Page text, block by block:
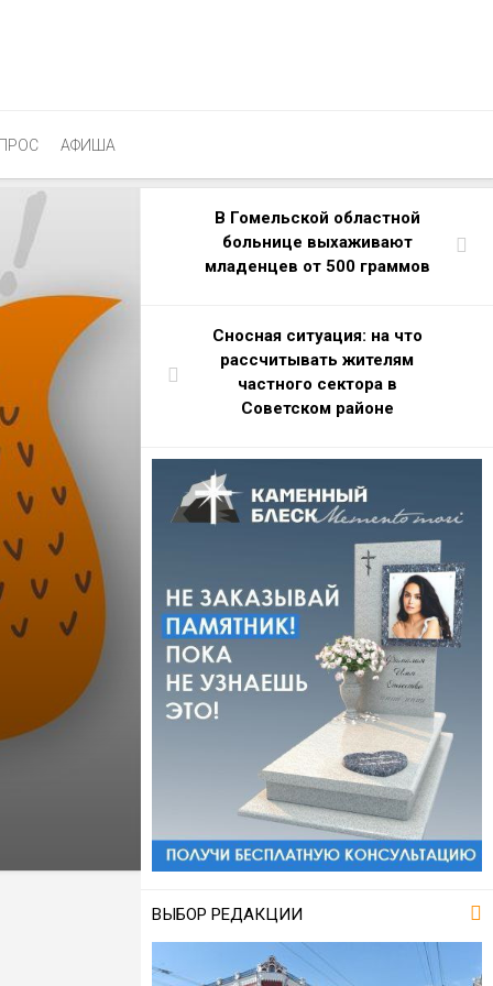
АФИША
В Гомельской областной
больнице выхаживают
младенцев от 500 граммов
Сносная ситуация: на что
рассчитывать жителям
частного сектора в
Советском районе
ВЫБОР РЕДАКЦИИ